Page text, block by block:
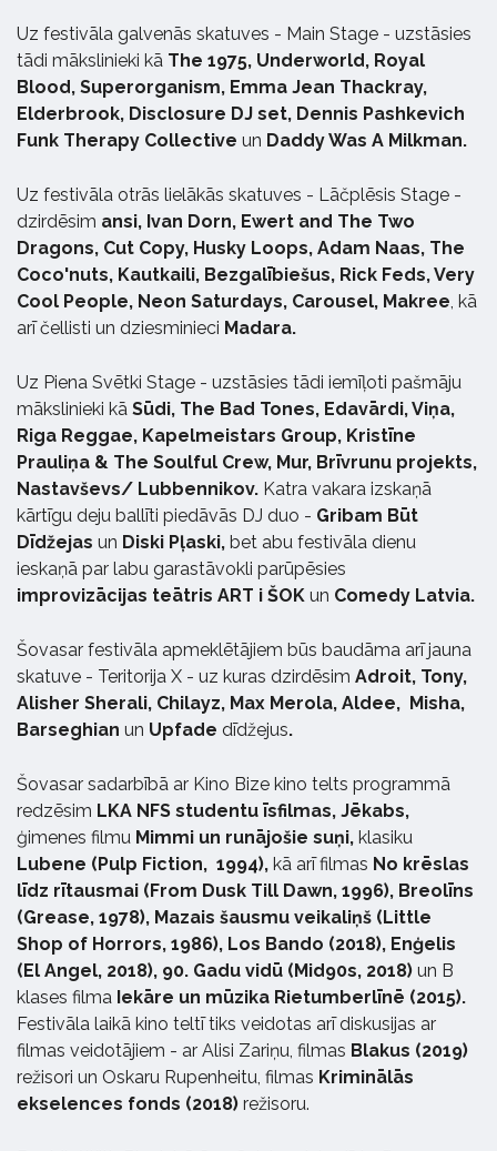
Uz festivāla galvenās skatuves - Main Stage - uzstāsies
tādi mākslinieki kā The 1975, Underworld, Royal
Blood, Superorganism, Emma Jean Thackray,
Elderbrook, Disclosure DJ set, Dennis Pashkevich
Funk Therapy Collective un Daddy Was A Milkman.
Uz festivāla otrās lielākās skatuves - Lāčplēsis Stage -
dzirdēsim ansi, Ivan Dorn, Ewert and The Two
Dragons, Cut Copy, Husky Loops, Adam Naas, The
Coco'nuts, Kautkaili, Bezgalībiešus, Rick Feds, Very
Cool People, Neon Saturdays, Carousel, Makree , kā
arī čellisti un dziesminieci Madara.
Uz Piena Svētki Stage - uzstāsies tādi iemīļoti pašmāju
mākslinieki kā Sūdi, The Bad Tones, Edavārdi, Viņa,
Riga Reggae, Kapelmeistars Group, Kristīne
Prauliņa & The Soulful Crew, Mur, Brīvrunu projekts,
Nastavševs/ Lubbennikov. Katra vakara izskaņā
kārtīgu deju ballīti piedāvās DJ duo - Gribam Būt
Dīdžejas un Diski Pļaski, bet abu festivāla dienu
ieskaņā par labu garastāvokli parūpēsies
improvizācijas teātris ART i ŠOK un Comedy Latvia.
Šovasar festivāla apmeklētājiem būs baudāma arī jauna
skatuve - Teritorija X - uz kuras dzirdēsim Adroit, Tony,
Alisher Sherali, Chilayz, Max Merola, Aldee, Misha,
Barseghian un Upfade dīdžejus.
Šovasar sadarbībā ar Kino Bize kino telts programmā
redzēsim LKA NFS studentu īsfilmas, Jēkabs,
ģimenes filmu Mimmi un runājošie suņi, klasiku
Lubene (Pulp Fiction, 1994), kā arī filmas No krēslas
līdz rītausmai (From Dusk Till Dawn, 1996), Breolīns
(Grease, 1978), Mazais šausmu veikaliņš (Little
Shop of Horrors, 1986), Los Bando (2018), Enģelis
(El Angel, 2018), 90. Gadu vidū (Mid90s, 2018) un B
klases filma Iekāre un mūzika Rietumberlīnē (2015).
Festivāla laikā kino teltī tiks veidotas arī diskusijas ar
filmas veidotājiem - ar Alisi Zariņu, filmas Blakus (2019)
režisori un Oskaru Rupenheitu, filmas Kriminālās
ekselences fonds (2018) režisoru.